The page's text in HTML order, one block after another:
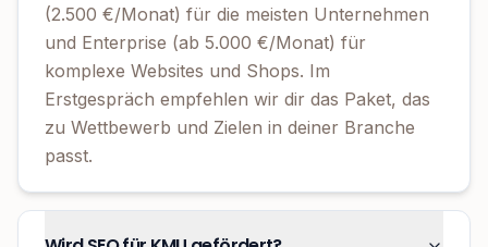
(2.500 €/Monat) für die meisten Unternehmen
und Enterprise (ab 5.000 €/Monat) für
komplexe Websites und Shops. Im
Erstgespräch empfehlen wir dir das Paket, das
zu Wettbewerb und Zielen in deiner Branche
passt.